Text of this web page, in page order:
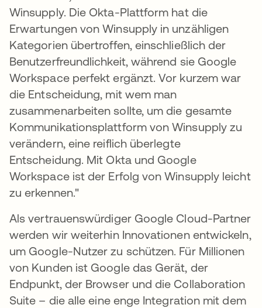
Winsupply. Die Okta-Plattform hat die
Erwartungen von Winsupply in unzähligen
Kategorien übertroffen, einschließlich der
Benutzerfreundlichkeit, während sie Google
Workspace perfekt ergänzt. Vor kurzem war
die Entscheidung, mit wem man
zusammenarbeiten sollte, um die gesamte
Kommunikationsplattform von Winsupply zu
verändern, eine reiflich überlegte
Entscheidung. Mit Okta und Google
Workspace ist der Erfolg von Winsupply leicht
zu erkennen."
Als vertrauenswürdiger Google Cloud-Partner
werden wir weiterhin Innovationen entwickeln,
um Google-Nutzer zu schützen. Für Millionen
von Kunden ist Google das Gerät, der
Endpunkt, der Browser und die Collaboration
Suite – die alle eine enge Integration mit dem